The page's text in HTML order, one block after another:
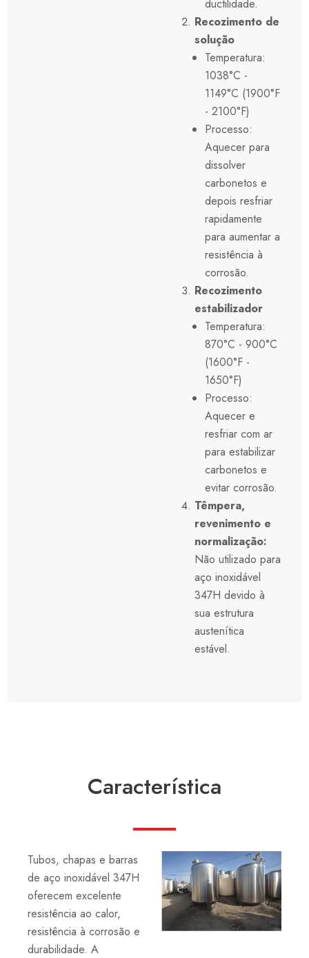
ductilidade.
Recozimento de
solução
Temperatura:
1038°C -
1149°C (1900°F
- 2100°F)
Processo:
Aquecer para
dissolver
carbonetos e
depois resfriar
rapidamente
para aumentar a
resistência à
corrosão.
Recozimento
estabilizador
Temperatura:
870°C - 900°C
(1600°F -
1650°F)
Processo:
Aquecer e
resfriar com ar
para estabilizar
carbonetos e
evitar corrosão.
Têmpera,
revenimento e
normalização:
Não utilizado para
aço inoxidável
347H devido à
sua estrutura
austenítica
estável.
Característica
Tubos, chapas e barras
de aço inoxidável 347H
oferecem excelente
resistência ao calor,
resistência à corrosão e
durabilidade. A